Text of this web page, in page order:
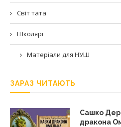
Світ тата
Школярі
Матеріали для НУШ
ЗАРАЗ ЧИТАЮТЬ
Сашко
дракона